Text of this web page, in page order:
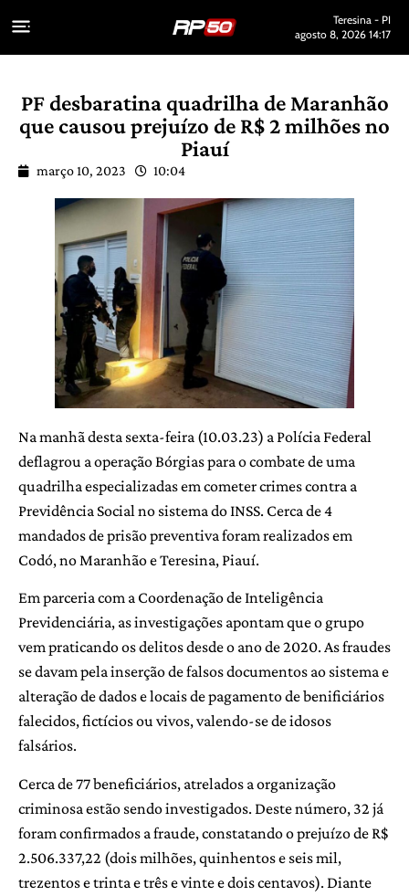
Teresina - PI
agosto 8, 2026 14:17
PF desbaratina quadrilha de Maranhão
que causou prejuízo de R$ 2 milhões no
Piauí
março 10, 2023 10:04
Na manhã desta sexta-feira (10.03.23) a Polícia Federal
deflagrou a operação Bórgias para o combate de uma
quadrilha especializadas em cometer crimes contra a
Previdência Social no sistema do INSS. Cerca de 4
mandados de prisão preventiva foram realizados em
Codó, no Maranhão e Teresina, Piauí.
Em parceria com a Coordenação de Inteligência
Previdenciária, as investigações apontam que o grupo
vem praticando os delitos desde o ano de 2020. As fraudes
se davam pela inserção de falsos documentos ao sistema e
alteração de dados e locais de pagamento de benificiários
falecidos, fictícios ou vivos, valendo-se de idosos
falsários.
Cerca de 77 beneficiários, atrelados a organização
criminosa estão sendo investigados. Deste número, 32 já
foram confirmados a fraude, constatando o prejuízo de R$
2.506.337,22 (dois milhões, quinhentos e seis mil,
trezentos e trinta e três e vinte e dois centavos). Diante